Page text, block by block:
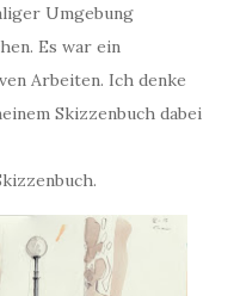
Umgebung
Es war ein
Arbeiten. Ich denke
Skizzenbuch dabei